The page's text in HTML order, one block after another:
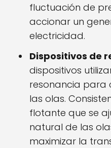
fluctuación de
accionar un
electricidad.
Dispositivos de
dispositivos
resonancia para
las olas.
flotante que se
natural de las
maximizar la